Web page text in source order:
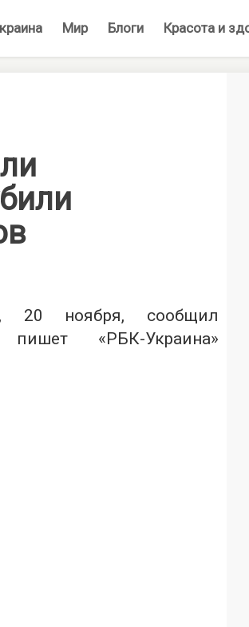
Мир Блоги Красота и
ноября, сообщил
пишет «РБК-Украина»